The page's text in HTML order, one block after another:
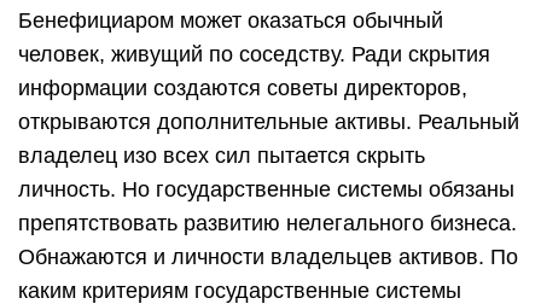
Бенефициаром может оказаться обычный
человек, живущий по соседству. Ради скрытия
информации создаются советы директоров,
открываются дополнительные активы. Реальный
владелец изо всех сил пытается скрыть
личность. Но государственные системы обязаны
препятствовать развитию нелегального бизнеса.
Обнажаются и личности владельцев активов. По
каким критериям государственные системы